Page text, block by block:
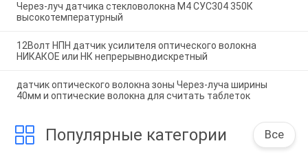
Через-луч датчика стекловолокна М4 СУС304 350К
высокотемпературный
12Волт НПН датчик усилителя оптического волокна
НИКАКОЕ или НК непрерывнодискретный
датчик оптического волокна зоны Через-луча ширины
40мм и оптические волокна для считать таблеток
Популярные категории Все